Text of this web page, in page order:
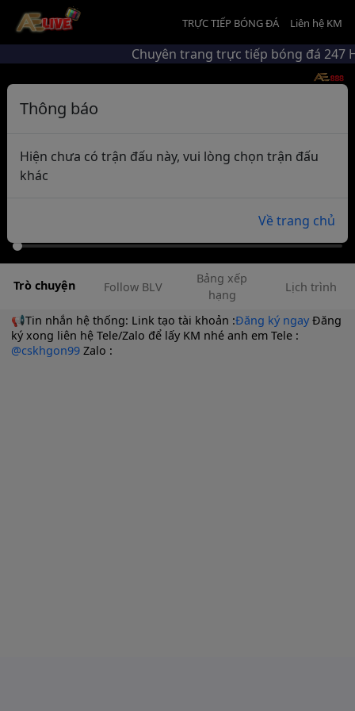
TRỰC TIẾP BÓNG ĐÁ Liên hệ KM
Chuyên trang trực tiếp bóng đá 247
Thông báo
Hiện chưa có trận đấu này, vui lòng chọn trận đấu
khác
Về trang chủ
Trò chuyện Follow BLV
Bảng xếp
hạng
Lịch trình
📢Tin nhắn hệ thống: Link tạo tài khoản :Đăng ký ngay Đăng
ký xong liên hệ Tele/Zalo để lấy KM nhé anh em Tele :
@cskhgon99 Zalo :